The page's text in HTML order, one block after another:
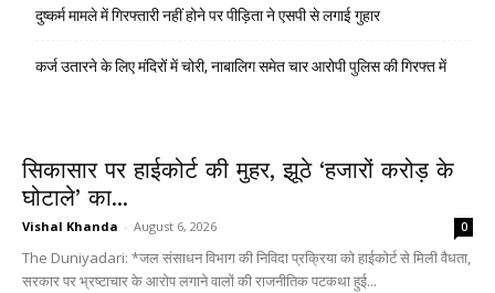
दुष्कर्म मामले में गिरफ्तारी नहीं होने पर पीड़िता ने एसपी से लगाई गुहार
कर्ज उतारने के लिए मंदिरों में चोरी, नाबालिग समेत चार आरोपी पुलिस की गिरफ्त में
सिकासार पर हाईकोर्ट की मुहर, झूठे ‘हजारों करोड़ के
घोटाले’ का...
Vishal Khanda - August 6, 2026 0
The Duniyadari: *जल संसाधन विभाग की निविदा प्रक्रिया को हाईकोर्ट से मिली वैधता,
सरकार पर भ्रष्टाचार के आरोप लगाने वालों की राजनीतिक पटकथा हुई...